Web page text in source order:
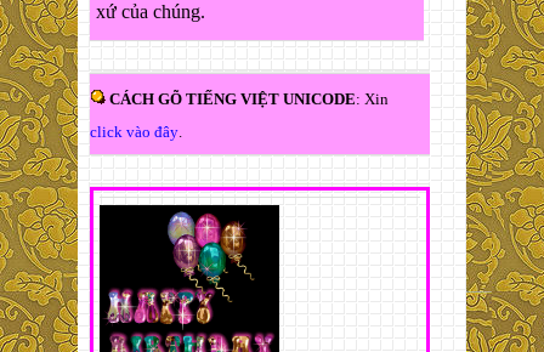
xứ của chúng.
CÁCH GÕ TIẾNG VIỆT UNICODE: Xin
click vào đây.